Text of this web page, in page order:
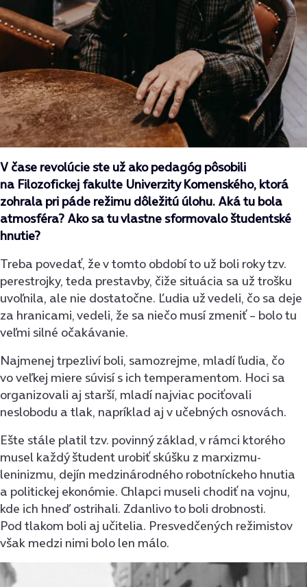
V čase revolúcie ste už ako pedagóg pôsobili
na Filozofickej fakulte Univerzity Komenského, ktorá
zohrala pri páde režimu dôležitú úlohu. Aká tu bola
atmosféra? Ako sa tu vlastne sformovalo študentské
hnutie?
Treba povedať, že v tomto období to už boli roky tzv.
perestrojky, teda prestavby, čiže situácia sa už trošku
uvoľnila, ale nie dostatočne. Ľudia už vedeli, čo sa deje
za hranicami, vedeli, že sa niečo musí zmeniť – bolo tu
veľmi silné očakávanie.
Najmenej trpezliví boli, samozrejme, mladí ľudia, čo
vo veľkej miere súvisí s ich temperamentom. Hoci sa
organizovali aj starší, mladí najviac pociťovali
neslobodu a tlak, napríklad aj v učebných osnovách.
Ešte stále platil tzv. povinný základ, v rámci ktorého
musel každý študent urobiť skúšku z marxizmu-
leninizmu, dejín medzinárodného robotníckeho hnutia
a politickej ekonómie. Chlapci museli chodiť na vojnu,
kde ich hneď ostrihali. Zdanlivo to boli drobnosti.
Pod tlakom boli aj učitelia. Presvedčených režimistov
však medzi nimi bolo len málo.